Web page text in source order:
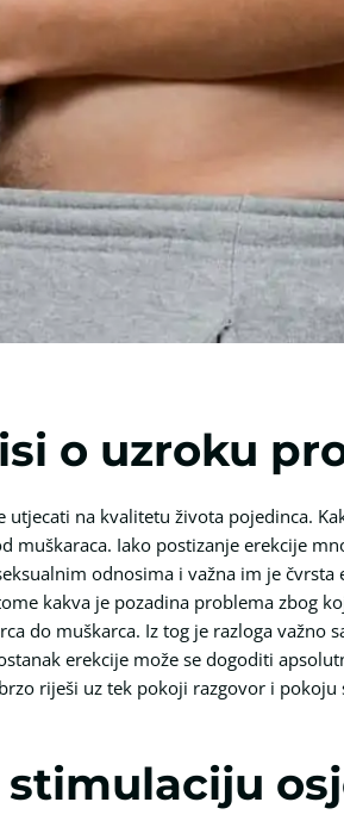
o uzroku
na kvalitetu života pojedinca.
Iako postizanje erekcije
odnosima i važna im je čvrsta
kakva je pozadina problema zbog
do muškarca. Iz tog je razloga važno
erekcije može se dogoditi
riješi uz tek pokoji razgovor i pokoju
stimulaciju